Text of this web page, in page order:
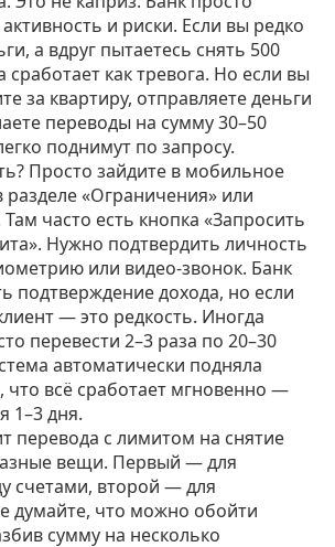
и риски. Если вы редко
а вдруг пытаетесь снять 500
как тревога. Но если вы
за квартиру, отправляете деньги
переводы на сумму 30–50
поднимут по запросу.
Просто зайдите в мобильное
«Ограничения» или
часто есть кнопка «Запросить
Нужно подтвердить личность
или видео-звонок. Банк
подтверждение дохода, но если
— это редкость. Иногда
перевести 2–3 раза по 20–30
автоматически подняла
что всё сработает мгновенно —
1–3 дня.
перевода с лимитом на снятие
вещи. Первый — для
счетами, второй — для
думайте, что можно обойти
сумму на несколько